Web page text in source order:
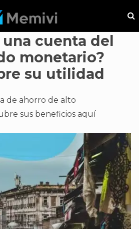
una cuenta del
monetario?
su utilidad
de ahorro de alto
sus beneficios aquí